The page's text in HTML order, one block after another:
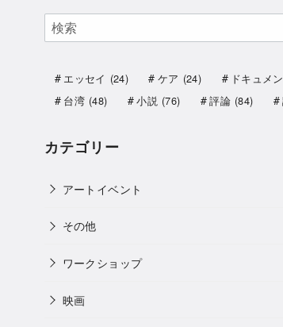
エッセイ (24) ケア (24) ドキュメ
台湾 (48) 小説 (76) 評論 (84)
カテゴリー
アートイベント
その他
ワークショップ
映画